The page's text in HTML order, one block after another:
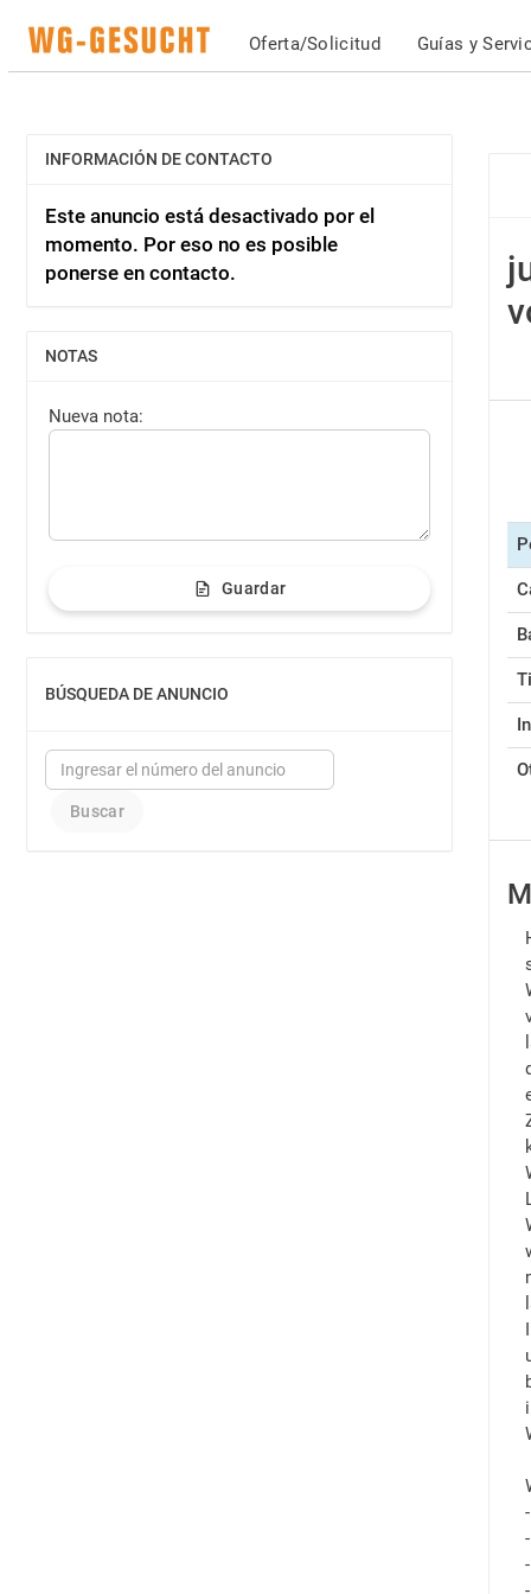
Oferta/Solicitud Guías y
INFORMACIÓN DE CONTACTO
MOSTRAR
Este anuncio está desactivado por el
momento. Por eso no es posible
ponerse en contacto.
NOTAS
MOSTRAR
Nueva nota:
Guardar
BÚSQUEDA DE ANUNCIO
MOSTRAR